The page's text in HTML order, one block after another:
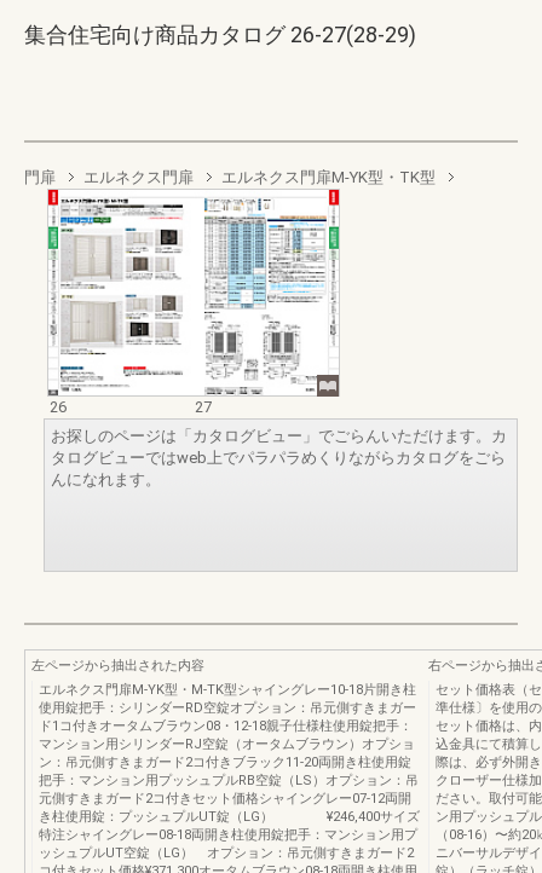
集合住宅向け商品カタログ 26-27(28-29)
門扉 エルネクス門扉 エルネクス門扉M-YK型・TK型
26
27
お探しのページは「カタログビュー」でごらんいただけます。カ
タログビューではweb上でパラパラめくりながらカタログをごら
んになれます。
左ページから抽出された内容
エルネクス門扉M-YK型・M-TK型シャイングレー10-18片開き柱
使用錠把手：シリンダーRD空錠オプション：吊元側すきまガー
ド1コ付きオータムブラウン08・12-18親子仕様柱使用錠把手：
マンション用シリンダーRJ空錠（オータムブラウン）オプショ
ン：吊元側すきまガード2コ付きブラック11-20両開き柱使用錠
把手：マンション用プッシュプルRB空錠（LS）オプション：吊
元側すきまガード2コ付きセット価格シャイングレー07-12両開
き柱使用錠：プッシュプルUT錠（LG） ¥246,400サイズ
特注シャイングレー08-18両開き柱使用錠把手：マンション用プ
ッシュプルUT空錠（LG） オプション：吊元側すきまガード2
右ページから抽出
セット価格表（
準仕様〕を使用
セット価格は、
込金具にて積算
際は、必ず外開
クローザー仕様
ださい。取付可
ン用プッシュプ
（08-16）〜約
ニバーサルデザ